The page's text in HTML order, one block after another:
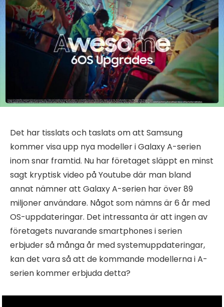
Det har tisslats och taslats om att Samsung
kommer visa upp nya modeller i Galaxy A-serien
inom snar framtid. Nu har företaget släppt en minst
sagt kryptisk video på Youtube där man bland
annat nämner att Galaxy A-serien har över 89
miljoner användare. Något som nämns är 6 år med
OS-uppdateringar. Det intressanta är att ingen av
företagets nuvarande smartphones i serien
erbjuder så många år med systemuppdateringar,
kan det vara så att de kommande modellerna i A-
serien kommer erbjuda detta?